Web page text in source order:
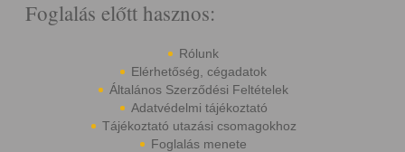
Foglalás előtt hasznos:
Rólunk
Elérhetőség, cégadatok
Általános Szerződési Feltételek
Adatvédelmi tájékoztató
Tájékoztató utazási csomagokhoz
Foglalás menete